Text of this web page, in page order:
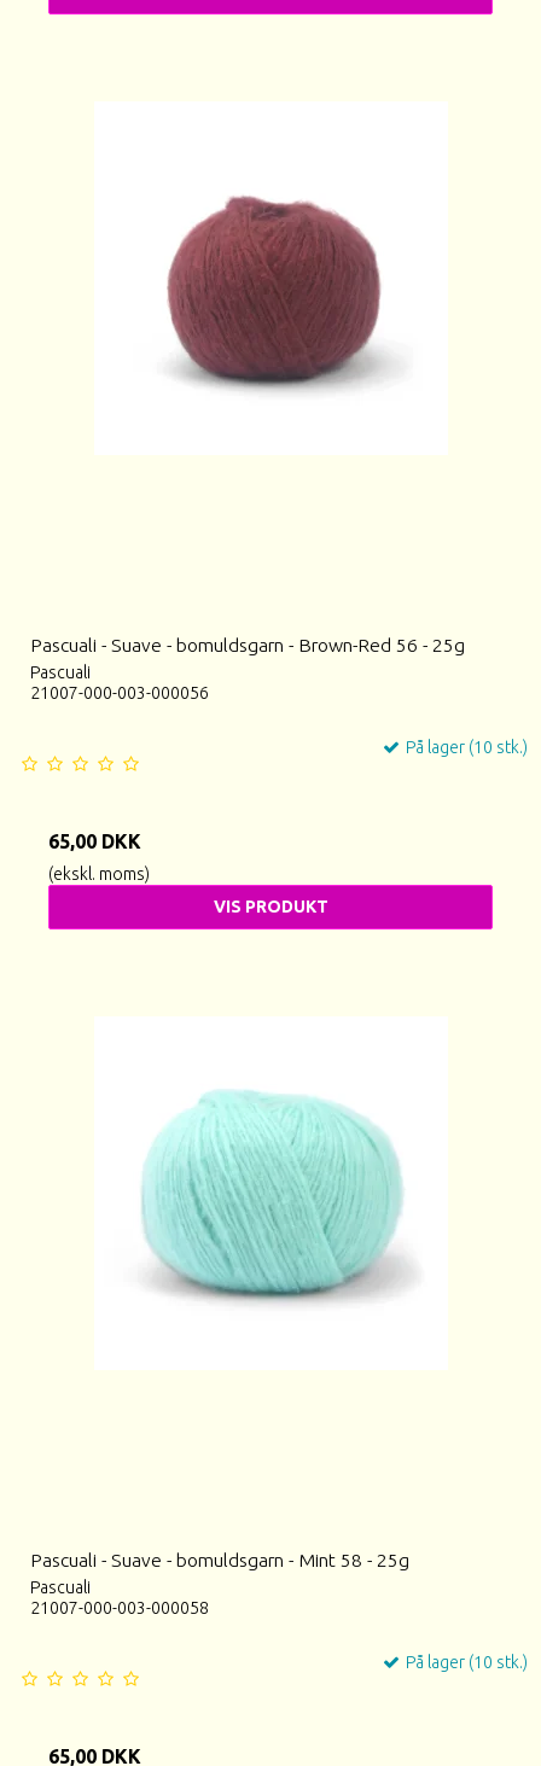
Pascuali - Suave - bomuldsgarn - Brown-Red 56 - 25g
Pascuali
21007-000-003-000056
På lager (10 stk.)
65,00 DKK
(ekskl. moms)
VIS PRODUKT
Pascuali - Suave - bomuldsgarn - Mint 58 - 25g
Pascuali
21007-000-003-000058
På lager (10 stk.)
65,00 DKK